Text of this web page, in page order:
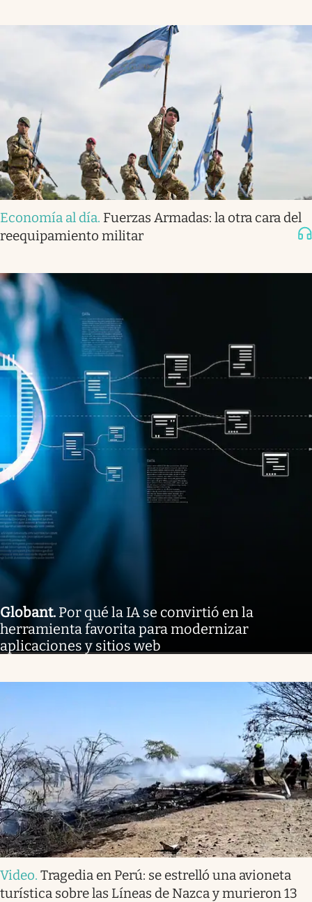
Economía al día. Fuerzas Armadas: la otra cara del
reequipamiento militar
Globant. Por qué la IA se convirtió en la
herramienta favorita para modernizar
aplicaciones y sitios web
Video. Tragedia en Perú: se estrelló una avioneta
turística sobre las Líneas de Nazca y murieron 13